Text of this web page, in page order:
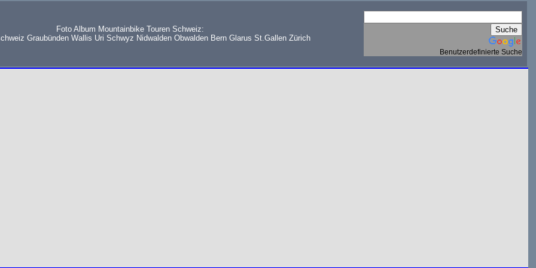
Foto Album Mountainbike Touren Schweiz:
Graubünden Wallis Uri Schwyz Nidwalden Obwalden Bern Glarus St.Gallen Zürich
Benutzerdefinierte Suche